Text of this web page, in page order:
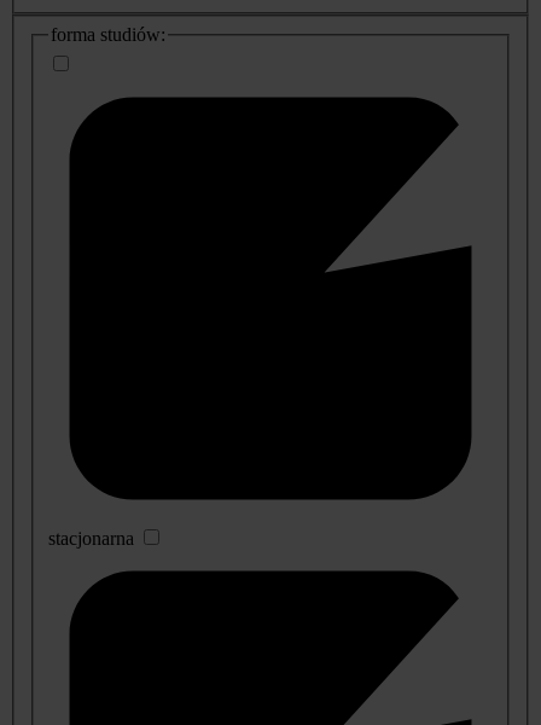
dodatkowe
informacje
forma studiów:
stacjonarna